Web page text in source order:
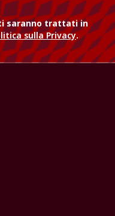
saranno trattati in
sulla Privacy.